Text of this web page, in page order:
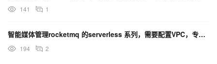
141 1
智能媒体管理rocketmq 的serverless 系列，需要配置VPC，专有网络怎么消费消息呢？
194 2